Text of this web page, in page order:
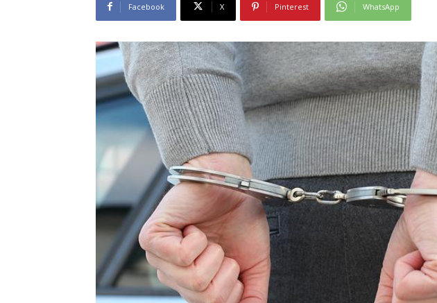
Facebook X Pinterest WhatsApp